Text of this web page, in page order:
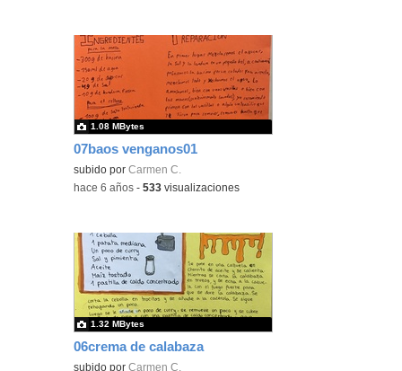
07baos venganos01
subido porCarmen C.
1.08 MBytes
-hace 6 años -533 visualizaciones
06crema de calabaza
subido porCarmen C.
1.32 MBytes